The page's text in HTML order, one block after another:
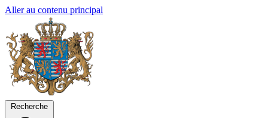
Aller au contenu principal
Recherche